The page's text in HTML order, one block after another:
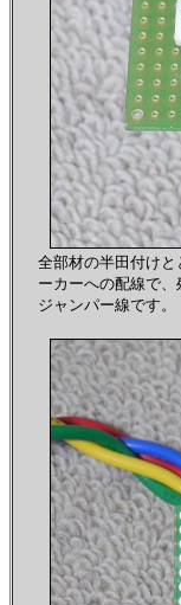
全部材の半田付け
ーカーへの配線で
ジャンパー線です。